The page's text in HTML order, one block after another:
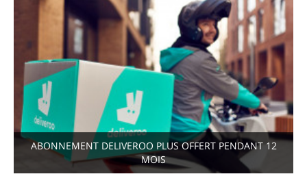
ABONNEMENT DELIVEROO PLUS OFFERT PENDANT 12
MOIS